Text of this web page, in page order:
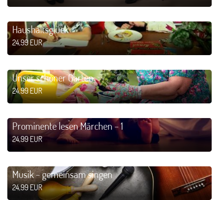
Haushaltsglück
24,99 EUR
Unser schöner Garten
24,99 EUR
Prominente lesen Märchen – 1
24,99 EUR
Musik – gemeinsam singen
24,99 EUR